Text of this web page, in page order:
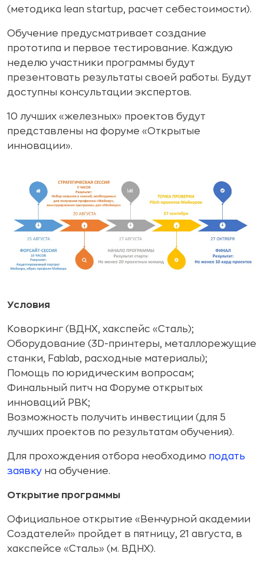
(методика lean startup, расчет себестоимости).
Обучение предусматривает создание
прототипа и первое тестирование. Каждую
неделю участники программы будут
презентовать результаты своей работы. Будут
доступны консультации экспертов.
10 лучших «железных» проектов будут
представлены на форуме «Открытые
инновации».
Условия
Коворкинг (ВДНХ, хакспейс «Сталь);
Оборудование (3D-принтеры, металлорежущие
станки, Fablab, расходные материалы);
Помощь по юридическим вопросам;
Финальный питч на Форуме открытых
инноваций РВК;
Возможность получить инвестиции (для 5
лучших проектов по результатам обучения).
Для прохождения отбора необходимо подать
заявку на обучение.
Открытие программы
Официальное открытие «Венчурной академии
Создателей» пройдет в пятницу, 21 августа, в
хакспейсе «Сталь» (м. ВДНХ).